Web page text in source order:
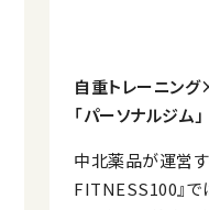
自重トレーニン
「パーソナルジム」
中北薬品が運営
FITNESS100』